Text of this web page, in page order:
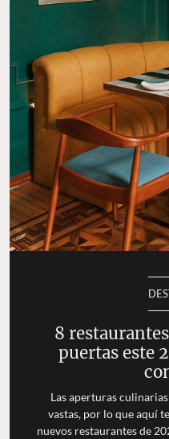
8
puertas este
Las aperturas
vastas, por lo que aquí
nuevos restaurantes de